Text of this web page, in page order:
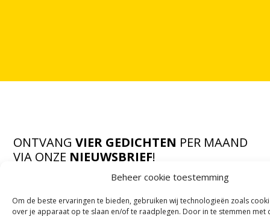
Beheer cookie toestemming
Om de beste ervaringen te bieden, gebruiken wij technologieën zoals
over je apparaat op te slaan en/of te raadplegen. Door in te stemmen met
ONTVANGVIER GEDICHTEN PER MAAND
VIA ONZE NIEUWSBRIEF!
OF VOLG ONS VIA SOCIALE MEDIA